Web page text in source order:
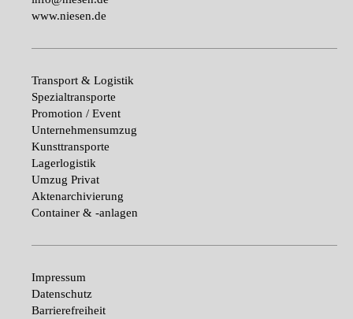
www.niesen.de
Transport & Logistik
Spezialtransporte
Promotion / Event
Unternehmensumzug
Kunsttransporte
Lagerlogistik
Umzug Privat
Aktenarchivierung
Container & -anlagen
Impressum
Datenschutz
Barrierefreiheit